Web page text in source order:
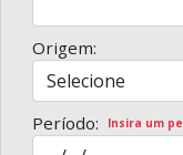
Origem:
Período: Insira um